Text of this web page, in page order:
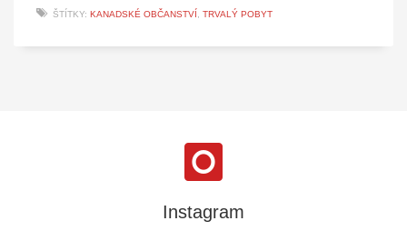
ŠTÍTKY: KANADSKÉ OBČANSTVÍ, TRVALÝ POBYT
Instagram